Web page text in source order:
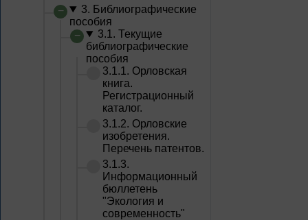
3. Библиографические
пособия
3.1. Текущие
библиографические
пособия
3.1.1. Орловская
книга.
Регистрационный
каталог.
3.1.2. Орловские
изобретения.
Перечень патентов.
3.1.3.
Информационный
бюллетень
"Экология и
современность"